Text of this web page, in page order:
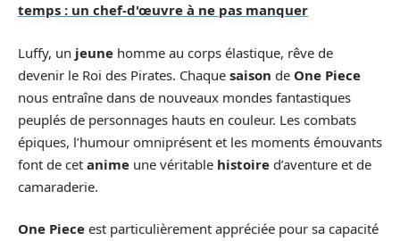
temps : un chef-d'œuvre à ne pas manquer
Luffy, un jeune homme au corps élastique, rêve de
devenir le Roi des Pirates. Chaque saison de One Piece
nous entraîne dans de nouveaux mondes fantastiques
peuplés de personnages hauts en couleur. Les combats
épiques, l’humour omniprésent et les moments émouvants
font de cet anime une véritable histoire d’aventure et de
camaraderie.
One Piece est particulièrement appréciée pour sa capacité